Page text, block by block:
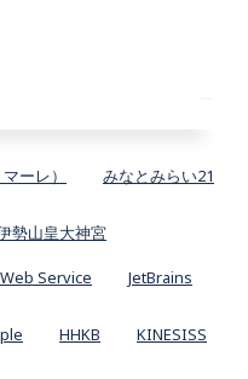
ーレ） みなとみらい21
勢山皇大神宮
Service JetBrains
HHKB KINESISS